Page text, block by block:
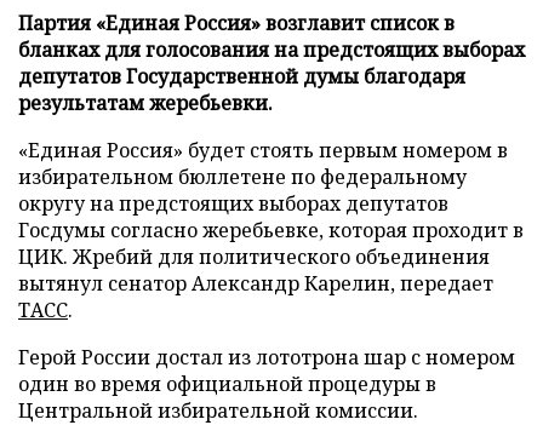
Партия «Единая Россия» возглавит список в
бланках для голосования на предстоящих выборах
депутатов Государственной думы благодаря
результатам жеребьевки.
«Единая Россия» будет стоять первым номером в
избирательном бюллетене по федеральному
округу на предстоящих выборах депутатов
Госдумы согласно жеребьевке, которая проходит в
ЦИК. Жребий для политического объединения
вытянул сенатор Александр Карелин, передает
ТАСС.
Герой России достал из лототрона шар с номером
один во время официальной процедуры в
Центральной избирательной комиссии.